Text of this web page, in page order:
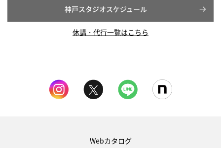
神戸スタジオスケジュール
休講・代行一覧はこちら
Webカタログ